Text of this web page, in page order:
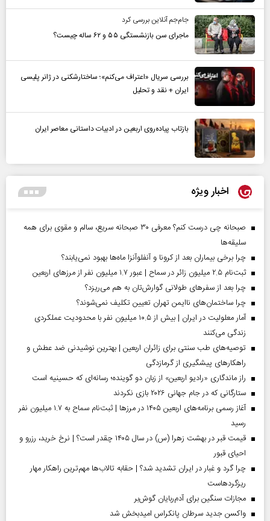
جام‌جم آنلاین بررسی کرد
ماجرای سن بازنشستگی ۵۵ و ۶۲ ساله چیست؟
بررسی سریال «اعتراف می‌کنم»؛ ساختارشکنی در ژانر پلیسی
ایران + نقد و تحلیل
بازتاب پیاده‌روی اربعین در ادبیات داستانی معاصر ایران
اخبار ویژه
صبحانه چی درست کنم؟ معرفی ۳۰ صبحانه سریع، سالم و مقوی برای همه
سلیقه‌ها
چرا برخی بیماران بعد از کرونا و آنفلوآنزا ماه‌ها بهبود نمی‌یابند؟
ثبت‌نام ۲.۵ میلیون زائر در سماح | عبور ۱.۷ میلیون نفر از مرز‌های اربعین
چرا بعد از سفرهای طولانی گوارش‌تان به هم می‌ریزد؟
چرا ساختمان‌های ناایمن تهران تعیین تکلیف نمی‌شوند؟
آمار معلولیت در ایران | بیش از ۱۰.۵ میلیون نفر با محدودیت عملکردی
زندگی می‌کنند
توصیه‌های طب سنتی برای زائران اربعین | بهترین نوشیدنی ضد عطش و
راهکارهای پیشگیری از گرمازدگی
راز ماندگاری «رادیو اربعین» از زبان دو گوینده؛ رسانه‌ای که حسینیه است
ستارگانی که در جام جهانی ۲۰۲۶ بازی نکردند
آغاز رسمی برنامه‌های اربعین ۱۴۰۵ در مرز‌ها | ثبت‌نام سماح به ۱.۷ میلیون نفر
رسید
قیمت قبر در بهشت زهرا (س) در سال ۱۴۰۵ چقدر است؟ | نرخ خرید، رزرو و
احیای قبور
چرا گرد و غبار در ایران تشدید شد؟ | حقابه تالاب‌ها مهم‌ترین راهکار مهار
ریزگردهاست
مجازات سنگین برای آدم‌ربایان گوش‌بر
واکسن جدید سرطان پانکراس امیدبخش شد